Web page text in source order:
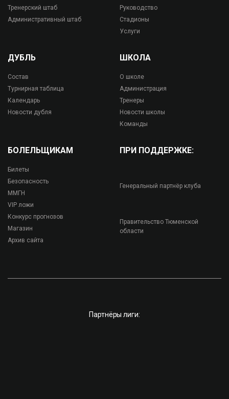
Тренерский штаб
Административный штаб
Руководство
Стадионы
Услуги
ДУБЛЬ
Состав
Турнирная таблица
Календарь
Новости дубля
ШКОЛА
О школе
Администрация
Тренеры
Новости школы
Команды
БОЛЕЛЬЩИКАМ
Билеты
Безопасность
ММГН
VIP ложи
Конкурс прогнозов
Магазин
Архив сайта
ПРИ ПОДДЕРЖКЕ:
Генеральный партнёр клуба
Правительство Тюменской
области
Партнёры лиги: